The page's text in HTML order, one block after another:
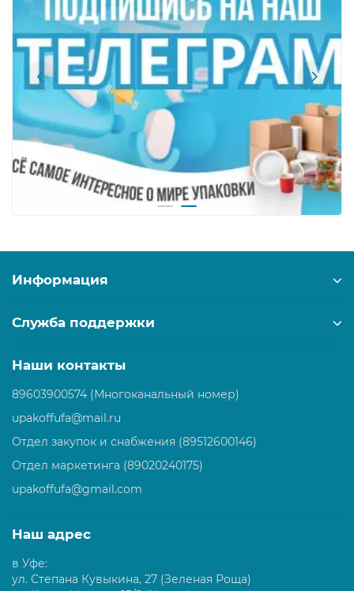
Информация
Служба поддержки
Наши контакты
89603900574 (Многоканальный номер)
upakoffufa@mail.ru
Отдел закупок и снабжения (89512600146)
Отдел маркетинга (89020240175)
upakoffufa@gmail.com
Наш адрес
в Уфе:
ул. Степана Кувыкина, 27 (Зеленая Роща)